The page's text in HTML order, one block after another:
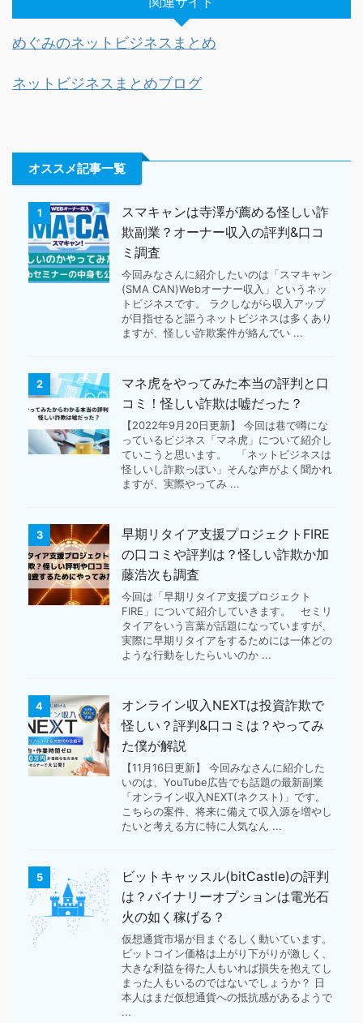
めぐみのネットビジネスまとめ
ネットビジネスまとめブログ
オススメ記事一覧
1
スマキャンは寺澤が薦める怪しい詐
欺副業？オーナー収入の評判&口コ
ミ調査
今回みなさんに紹介したいのは「スマキャン
(SMA CAN)Webオーナー収入」というネッ
トビジネスです。 ラクしながら収入アップ
が目指せると謳うネットビジネスは多くあり
ますが、怪しい詐欺案件が絡んでい ...
2
マネ虎をやってみた本当の評判と口
コミ！怪しい詐欺は嘘だった？
【2022年9月20日更新】 今回は巷で噂にな
っているビジネス「マネ虎」について紹介し
ていこうと思います。 「ネットビジネスは
怪しいし詐欺っぽい」そんな声がよく聞かれ
ますが、実際やってみ ...
3
早期リタイア支援プロジェクトFIRE
の口コミや評判は？怪しい詐欺か加
藤浩次も調査
今回は「早期リタイア支援プロジェクト
FIRE」について紹介していきます。 セミリ
タイアをいう言葉が話題になっていますが、
実際に早期リタイアをするためには一体どの
ような行動をしたらいいのか ...
4
オンライン収入NEXTは投資詐欺で
怪しい？評判&口コミは？やってみ
た僕が解説
【11月16日更新】 今回みなさんに紹介した
いのは、YouTube広告でも話題の最新副業
「オンライン収入NEXT(ネクスト)」です。
こちらの案件、将来に備えて収入源を増やし
たいと考える方に特に人気なん ...
5
ビットキャッスル(bitCastle)の評判
は？バイナリーオプションは電光石
火の如く稼げる？
仮想通貨市場が目まぐるしく動いています。
ビットコイン価格は上がり下がりが激しく、
大きな利益を得た人もいれば損失を抱えてし
まった人もいるのではないでしょうか？ 日
本人はまだ仮想通貨への抵抗感があるようで
...